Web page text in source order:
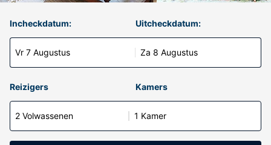
Incheckdatum:
Vr 7 Augustus
Uitcheckdatum:
Za 8 Augustus
Reizigers Kamers
2 Volwassenen 1 Kamer